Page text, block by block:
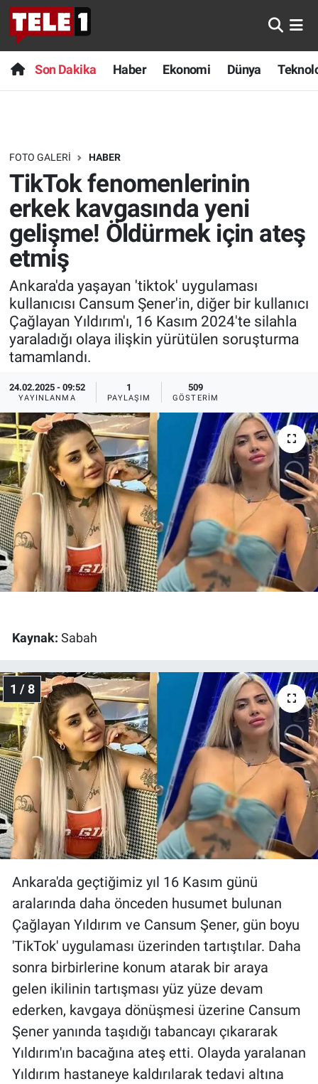
Son Dakika Haber Ekonomi Dünya
FOTO GALERI HABER
TikTok fenomenlerinin
erkek kavgasında yeni
gelişme! Öldürmek için ateş
etmiş
Ankara'da yaşayan 'tiktok' uygulaması
kullanıcısı Cansum Şener'in, diğer bir kullanıcı
Çağlayan Yıldırım'ı, 16 Kasım 2024'te silahla
yaraladığı olaya ilişkin yürütülen soruşturma
tamamlandı.
24.02.2025 - 09:52
YAYINLANMA
1
PAYLAŞIM
509
GÖSTERIM
Kaynak: Sabah
1 / 8
Ankara'da geçtiğimiz yıl 16 Kasım günü
aralarında daha önceden husumet bulunan
Çağlayan Yıldırım ve Cansum Şener, gün boyu
'TikTok' uygulaması üzerinden tartıştılar. Daha
sonra birbirlerine konum atarak bir araya
gelen ikilinin tartışması yüz yüze devam
ederken, kavgaya dönüşmesi üzerine Cansum
Şener yanında taşıdığı tabancayı çıkararak
Yıldırım'ın bacağına ateş etti. Olayda yaralanan
Yıldırım hastaneye kaldırılarak tedavi altına
Anında Manşet
Başka Sohbetler
Bilim turu
Bilim ve Teknoloji Evreni
Doğa Konuşuyor
Dünya
Ege Saati
Ege'den Esintiler
Eğitim
Eğlence
Ekonomi
Forum
Gerçeğin İzinde
Gün Başlıyor
Gün Ortası
Gündem Özel
Günün görüntüsü
Haber
İlan
Kimdir
Koronavirüs
Kültür Sanat
Ne demişti
Nedir
Popüler
Programlar
Sağlık
Son Dakika
Haber
Dünya
Teknoloji
Sağlık
Spor
Yayın Akışı
İletişim
Nöbetçi Eczaneler
Hava Durumu
Trafik Durumu
Süper Lig Puan Durumu ve Fikstür
Tüm Manşetler
Son Dakika Haberleri
Haber Arşivi